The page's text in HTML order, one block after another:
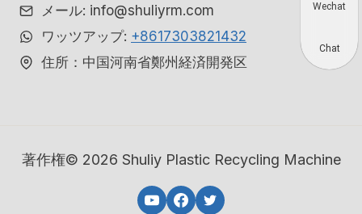
メール: info@shuliyrm.com
ワッツアップ: +8617303821432
住所：中国河南省鄭州経済開発区
著作権© 2026 Shuliy Plastic Recycling Machine
Wechat
Chat